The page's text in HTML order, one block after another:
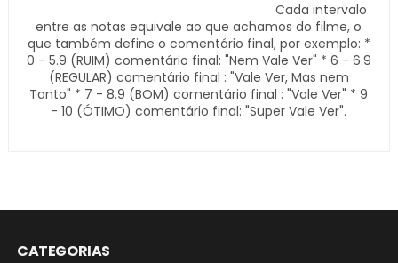
Cada intervalo
entre as notas equivale ao que achamos do filme, o
que também define o comentário final, por exemplo: *
0 - 5.9 (RUIM) comentário final: "Nem Vale Ver" * 6 - 6.9
(REGULAR) comentário final : "Vale Ver, Mas nem
Tanto" * 7 - 8.9 (BOM) comentário final : "Vale Ver" * 9
- 10 (ÓTIMO) comentário final: "Super Vale Ver".
CATEGORIAS